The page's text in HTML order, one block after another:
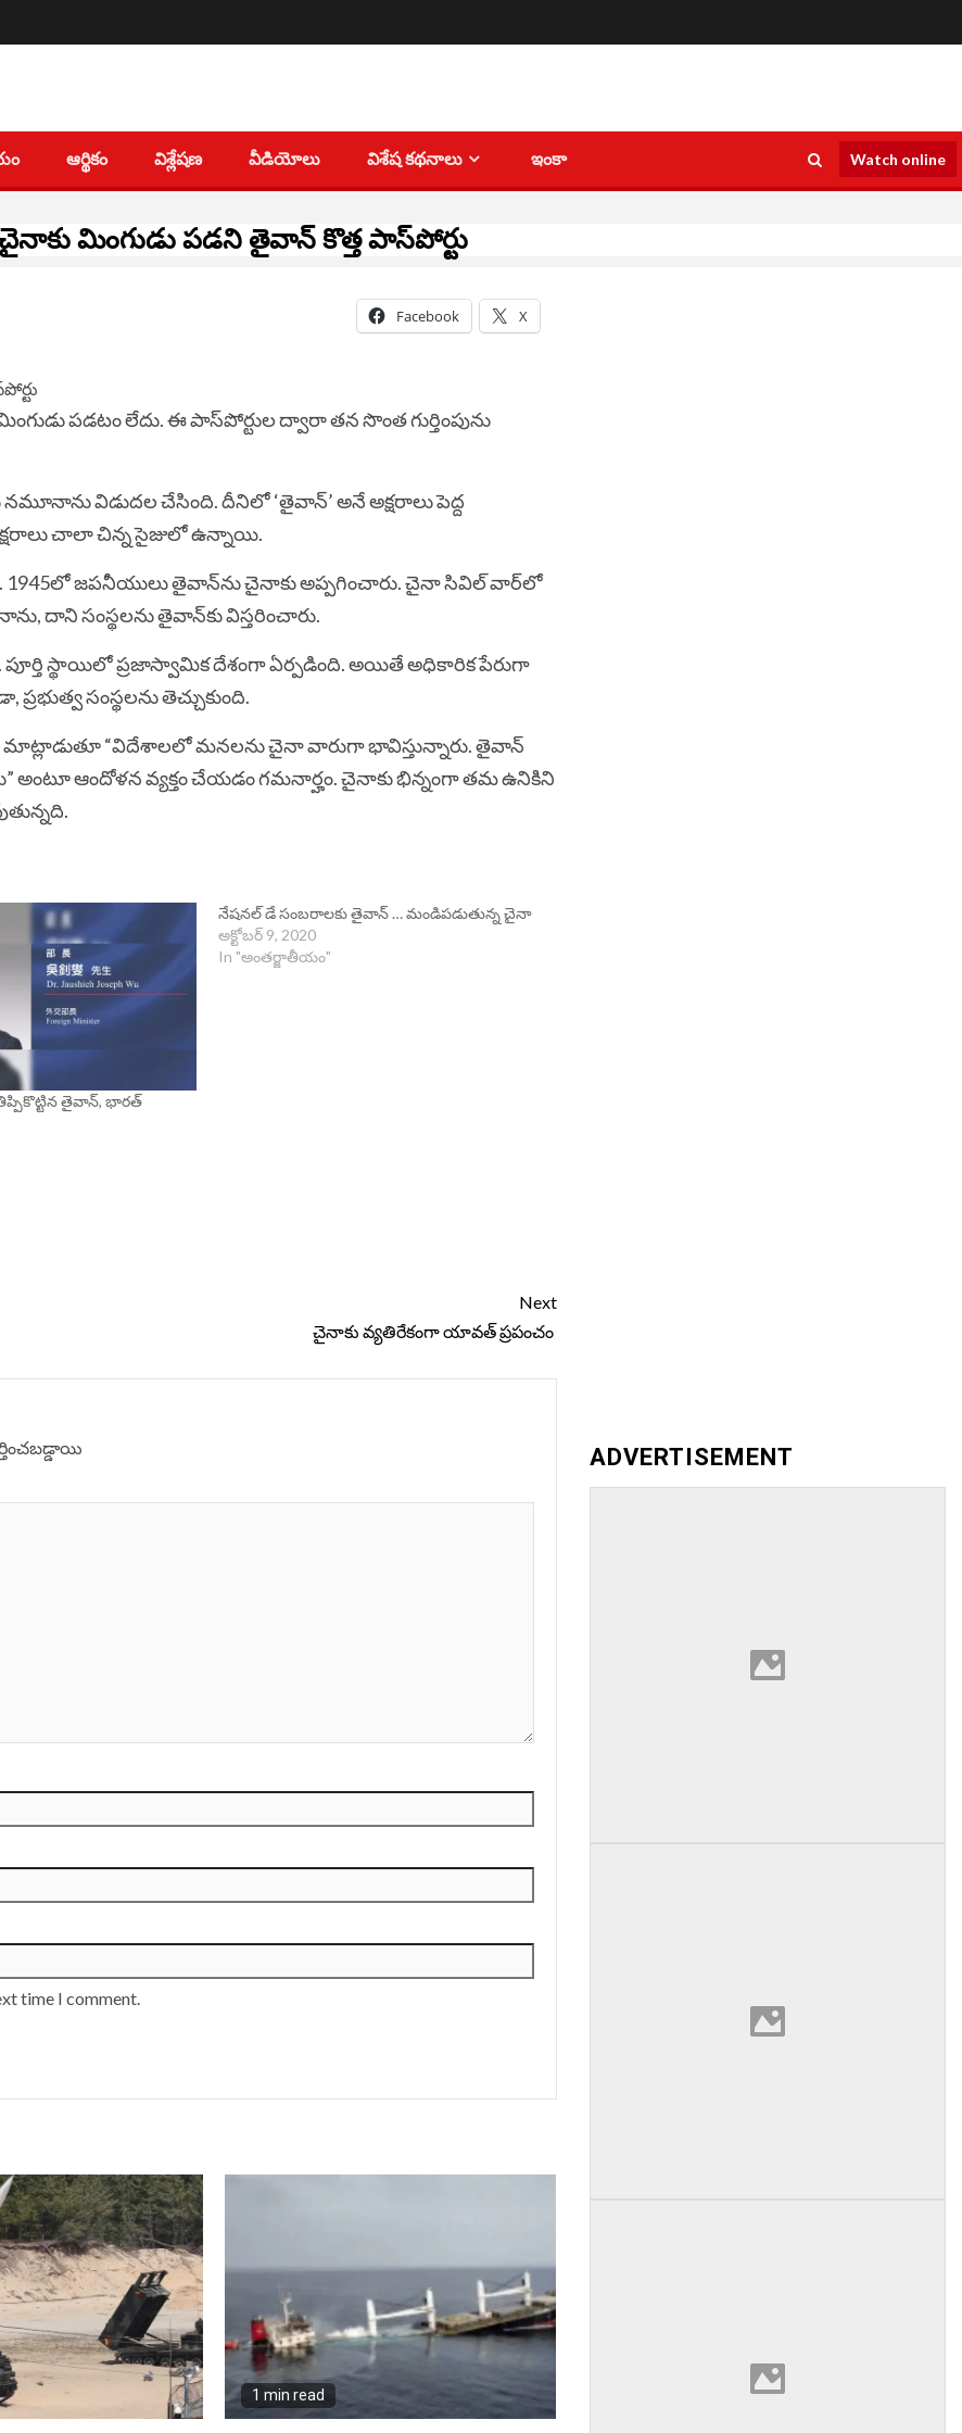
ఆర్థికం విశ్లేషణ వీడియోలు విశేష కథనాలు ఇంకా Watch online
మింగుడు పడని తైవాన్ కొత్త పాస్‌పోర్టు
Facebook X
పడటం లేదు. ఈ పాస్‌పోర్టుల ద్వారా తన సొంత గుర్తింపును
విడుదల చేసింది. దీనిలో ‘తైవాన్’ అనే అక్షరాలు పెద్ద
చాలా చిన్న సైజులో ఉన్నాయి.
1945లో జపనీయులు తైవాన్‌ను చైనాకు అప్పగించారు. చైనా సివిల్ వార్‌లో
దాని సంస్థలను తైవాన్‌కు విస్తరించారు.
స్థాయిలో ప్రజాస్వామిక దేశంగా ఏర్పడింది. అయితే అధికారిక పేరుగా
సంస్థలను తెచ్చుకుంది.
“విదేశాలలో మనలను చైనా వారుగా భావిస్తున్నారు. తైవాన్
అంటూ ఆందోళన వ్యక్తం చేయడం గమనార్హం. చైనాకు భిన్నంగా తమ ఉనికిని
తైవాన్, భారత్
నేషనల్ డే సంబరాలకు తైవాన్ … మండిపడుతున్న చైనా
అక్టోబర్ 9, 2020
In "అంతర్జాతీయం"
Next
చైనాకు వ్యతిరేకంగా యావత్ ప్రపంచం
time I comment.
1 min read
ADVERTISEMENT